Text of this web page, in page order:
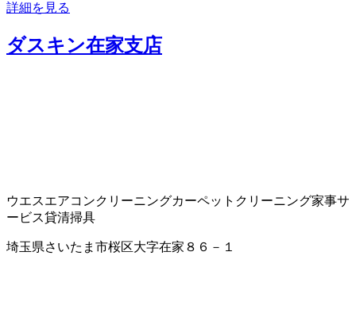
詳細を見る
ダスキン在家支店
ウエスエアコンクリーニングカーペットクリーニング家事サ
ービス貸清掃具
埼玉県さいたま市桜区大字在家８６－１